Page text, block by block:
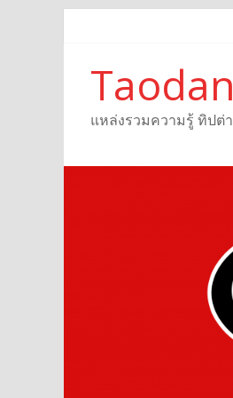
แหล่งรวมความรู้ ทิปต่า